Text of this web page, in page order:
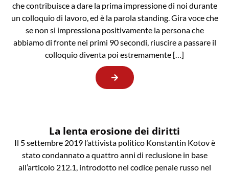
che contribuisce a dare la prima impressione di noi durante
un colloquio di lavoro, ed è la parola standing. Gira voce che
se non si impressiona positivamente la persona che
abbiamo di fronte nei primi 90 secondi, riuscire a passare il
colloquio diventa poi estremamente […]
La lenta erosione dei diritti
Il 5 settembre 2019 l’attivista politico Konstantin Kotov è
stato condannato a quattro anni di reclusione in base
all’articolo 212.1, introdotto nel codice penale russo nel